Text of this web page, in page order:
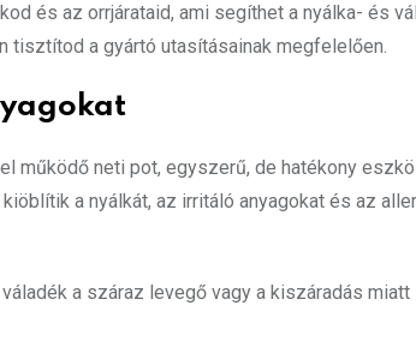
és az orrjárataid, ami segíthet a nyálka- és
tisztítod a gyártó utasításainak megfelelően.
működő neti pot, egyszerű, de hatékony
a nyálkát, az irritáló anyagokat és az
a száraz levegő vagy a kiszáradás